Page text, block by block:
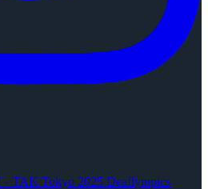
TAK Tokyo 2025 Deaflympics